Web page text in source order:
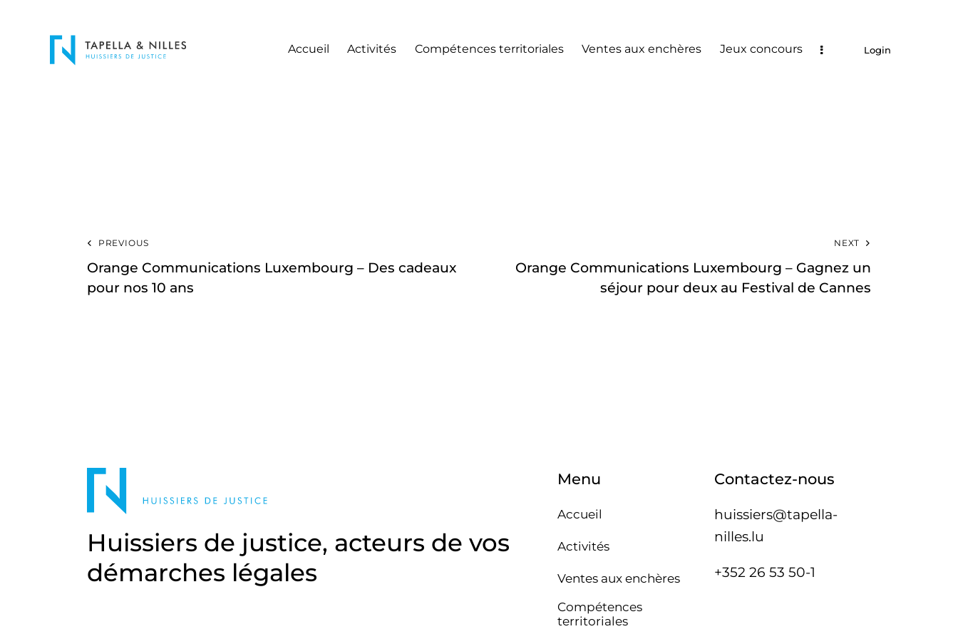
Accueil Activités Compétences territoriales Ventes aux enchères Jeux concours Login
PREVIOUS
Orange Communications Luxembourg – Des cadeaux
pour nos 10 ans
NEXT
Orange Communications Luxembourg – Gagnez un
séjour pour deux au Festival de Cannes
Huissiers de justice, acteurs de vos
démarches légales
Menu
Accueil
Activités
Ventes aux enchères
Compétences
territoriales
Contactez-nous
huissiers@tapella-
nilles.lu
+352 26 53 50-1